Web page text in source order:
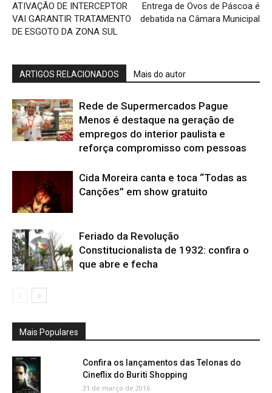
ATIVAÇÃO DE INTERCEPTOR
VAI GARANTIR TRATAMENTO
DE ESGOTO DA ZONA SUL
Entrega de Ovos de Páscoa é
debatida na Câmara Municipal
ARTIGOS RELACIONADOS Mais do autor
Rede de Supermercados Pague
Menos é destaque na geração de
empregos do interior paulista e
reforça compromisso com pessoas
Cida Moreira canta e toca “Todas as
Canções” em show gratuito
Feriado da Revolução
Constitucionalista de 1932: confira o
que abre e fecha
Mais Populares
Confira os lançamentos das Telonas do
Cineflix do Buriti Shopping
31 de março de 2016